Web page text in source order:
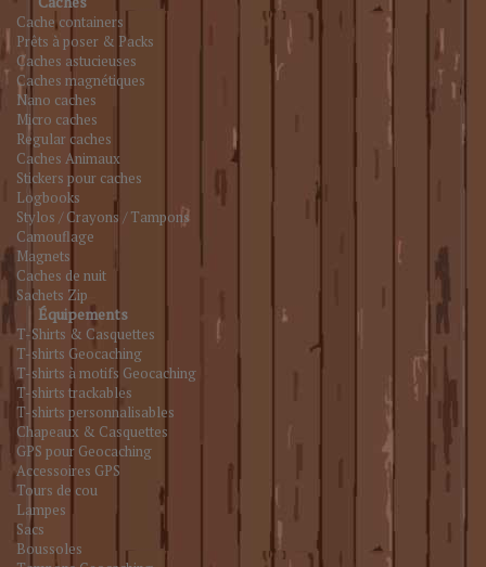
Cache containers
Prêts à poser & Packs
Caches astucieuses
Caches magnétiques
Nano caches
Micro caches
Regular caches
Caches Animaux
Stickers pour caches
Logbooks
Stylos / Crayons / Tampons
Camouflage
Magnets
Caches de nuit
Sachets Zip
Équipements
T-Shirts & Casquettes
T-shirts Geocaching
T-shirts à motifs Geocaching
T-shirts trackables
T-shirts personnalisables
Chapeaux & Casquettes
GPS pour Geocaching
Accessoires GPS
Tours de cou
Lampes
Sacs
Boussoles